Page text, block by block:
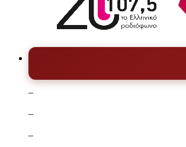
–
–
–